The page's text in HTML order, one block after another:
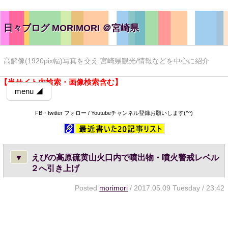
日々ブログ MORIMORI ＠宮崎県
高解像(1920pix幅)写真を交え 宮崎県観光/情報などを中心に紹介
【当サイト内検索・画像検索含む】
menu ◢
FB・twitter フォロー / Youtubeチャンネル登録お願いします(^^)
▼
えびの高原硫黄山火口内で噴出物・噴火警戒レベル
２へ引き上げ
Posted morimori / 2017.05.09 Tuesday / 23:42